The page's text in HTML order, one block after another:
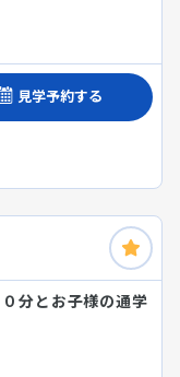
見学予約する
分とお子様の通学